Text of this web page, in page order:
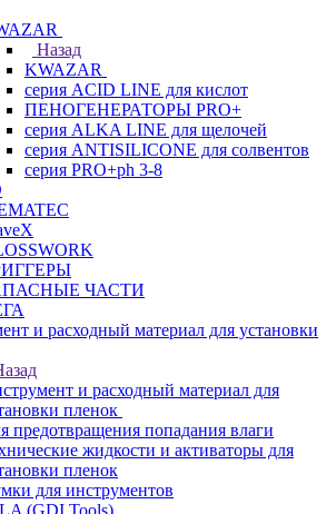
Назад
KWAZAR
серия ACID LINE для кислот
ПЕНОГЕНЕРАТОРЫ PRO+
серия ALKA LINE для щелочей
серия ANTISILICONE для солвентов
серия PRO+ph 3-8
ЧАСТИ
и расходный материал для установки
и расходный материал для
пленок
предотвращения попадания влаги
жидкости и активаторы для
пленок
для инструментов
(GDI Tools)